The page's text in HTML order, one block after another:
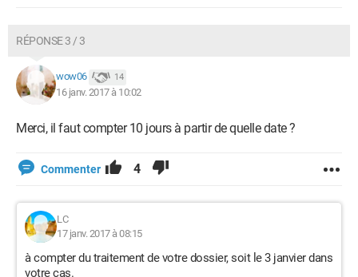
RÉPONSE 3 / 3
wow06 14
16 janv. 2017 à 10:02
Merci, il faut compter 10 jours à partir de quelle date ?
Commenter 4
LC
17 janv. 2017 à 08:15
à compter du traitement de votre dossier, soit le 3 janvier dans
votre cas.